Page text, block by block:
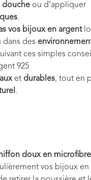
douche ou d’appliquer
.
vos bijoux en argent
dans des
ces simples
925
et durables, tout en
.
doux en microfibre
vos bijoux en